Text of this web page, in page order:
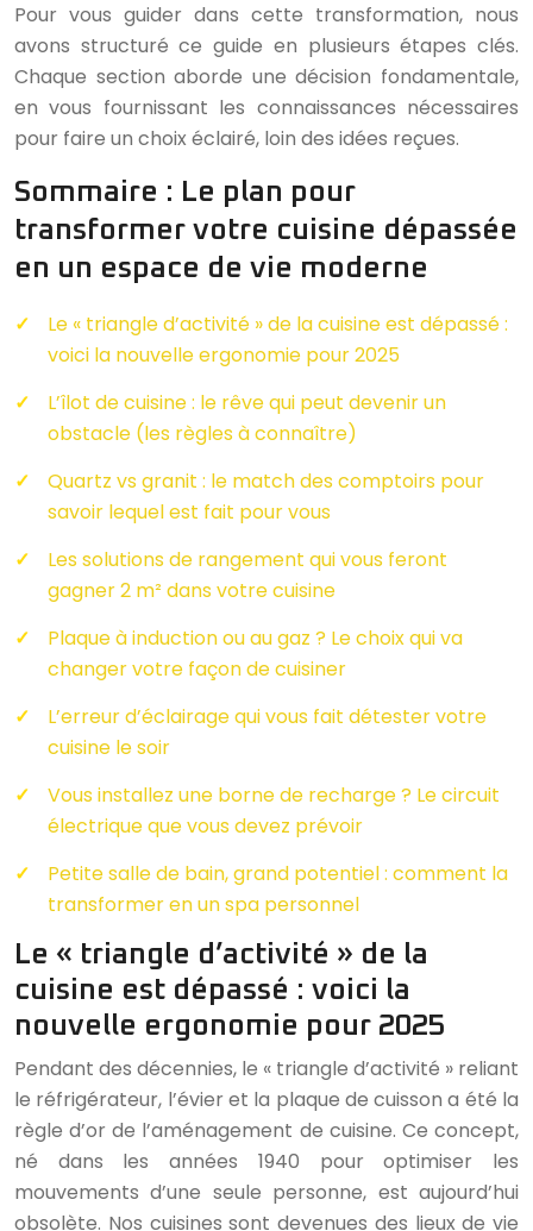
Pour vous guider dans cette transformation, nous
avons structuré ce guide en plusieurs étapes clés.
Chaque section aborde une décision fondamentale,
en vous fournissant les connaissances nécessaires
pour faire un choix éclairé, loin des idées reçues.
Sommaire : Le plan pour
transformer votre cuisine dépassée
en un espace de vie moderne
Le « triangle d’activité » de la cuisine est dépassé :
voici la nouvelle ergonomie pour 2025
L’îlot de cuisine : le rêve qui peut devenir un
obstacle (les règles à connaître)
Quartz vs granit : le match des comptoirs pour
savoir lequel est fait pour vous
Les solutions de rangement qui vous feront
gagner 2 m² dans votre cuisine
Plaque à induction ou au gaz ? Le choix qui va
changer votre façon de cuisiner
L’erreur d’éclairage qui vous fait détester votre
cuisine le soir
Vous installez une borne de recharge ? Le circuit
électrique que vous devez prévoir
Petite salle de bain, grand potentiel : comment la
transformer en un spa personnel
Le « triangle d’activité » de la
cuisine est dépassé : voici la
nouvelle ergonomie pour 2025
Pendant des décennies, le « triangle d’activité » reliant
le réfrigérateur, l’évier et la plaque de cuisson a été la
règle d’or de l’aménagement de cuisine. Ce concept,
né dans les années 1940 pour optimiser les
mouvements d’une seule personne, est aujourd’hui
obsolète. Nos cuisines sont devenues des lieux de vie